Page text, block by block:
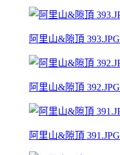
阿里山&隙頂 393.JPG
阿里山&隙頂 392.JPG
阿里山&隙頂 391.JPG